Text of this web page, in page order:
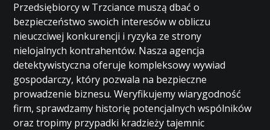
Przedsiębiorcy w Trzciance muszą dbać o
bezpieczeństwo swoich interesów w obliczu
nieuczciwej konkurencji i ryzyka ze strony
nielojalnych kontrahentów. Nasza agencja
detektywistyczna oferuje kompleksowy wywiad
gospodarczy, który pozwala na bezpieczne
prowadzenie biznesu. Weryfikujemy wiarygodność
firm, sprawdzamy historię potencjalnych wspólników
oraz tropimy przypadki kradzieży tajemnic